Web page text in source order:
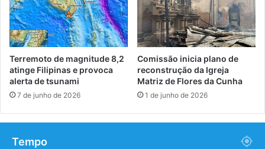
Terremoto de magnitude 8,2
atinge Filipinas e provoca
alerta de tsunami
7 de junho de 2026
Comissão inicia plano de
reconstrução da Igreja
Matriz de Flores da Cunha
1 de junho de 2026
Tempo